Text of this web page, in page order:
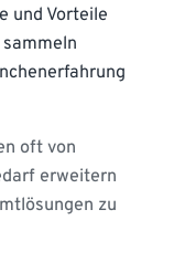
und Vorteile
oft von
erweitern
zu